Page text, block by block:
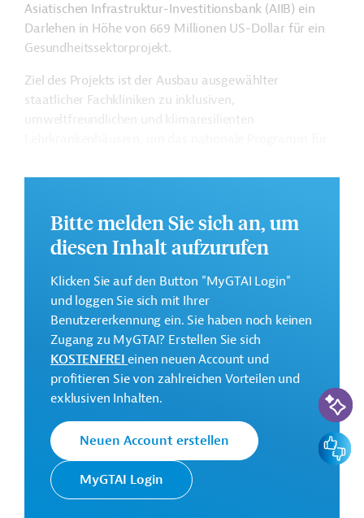
Asiatischen Infrastruktur-Investitionsbank (AIIB) ein
Darlehen in Höhe von 669 Millionen US-Dollar für ein
Gesundheitssektorprojekt.
Ziel des Projekts ist der Ausbau ausgewählter
staatlicher Fachkliniken zu inklusiven,
umweltfreundlichen und klimaresilienten
unterstützen.
Entwicklungsprojekt finden Sie auf derWebseite der
und im Originaldokument, das zum Download
GTAI informiert über die AIIB: Schwerpunkte,
Regularien und praktische Hinweise zur
Geschäftsanbahnung.
Gesamtkosten:
749 Millionen US-Dollar
669 Millionen US-Dollar (Darlehen; beantragt)
Kontaktadressen
Bitte melden Sie sich an, um
diesen Inhalt aufzurufen
Klicken Sie auf den Button "MyGTAI Login"
und loggen Sie sich mit Ihrer
Benutzererkennung ein. Sie haben noch keinen
Zugang zu MyGTAI? Erstellen Sie sich
KOSTENFREIeinen neuen Account und
profitieren Sie von zahlreichen Vorteilen und
exklusiven Inhalten.
Neuen Account erstellen
MyGTAI Login
KI-